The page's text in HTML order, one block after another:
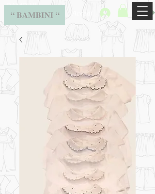
BAMBINI
Accedi